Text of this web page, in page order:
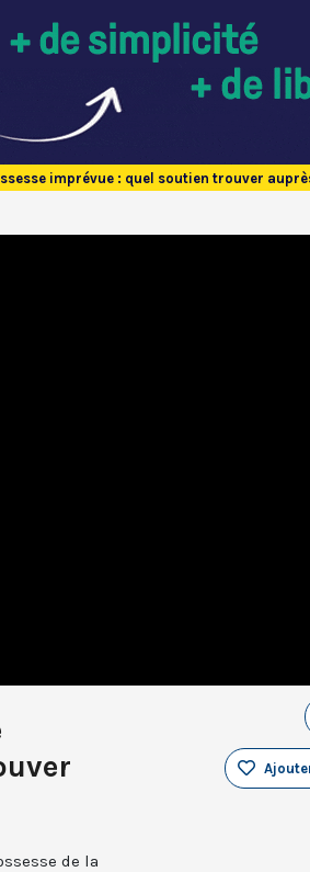
imprévue : quel soutien trouver
de la